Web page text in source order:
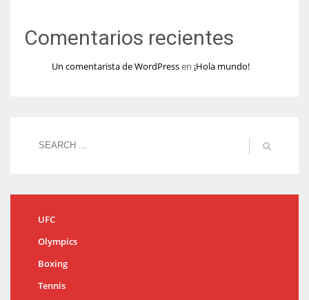
Comentarios recientes
Un comentarista de WordPressen ¡Hola mundo!
UFC
Olympics
Boxing
Tennis